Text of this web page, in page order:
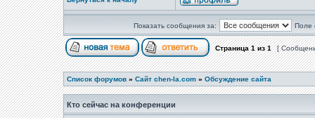
Показать сообщения за: Поле
Страница1из1 [
Список форумов » Сайт chen-la.com » Обсуждение сайта
Кто сейчас на конференции